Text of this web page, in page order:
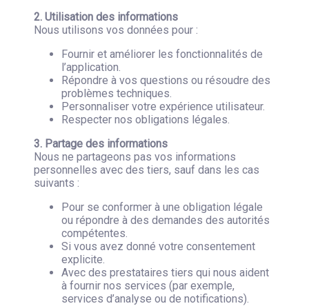
2. Utilisation des informations
Nous utilisons vos données pour :
Fournir et améliorer les fonctionnalités de
l’application.
Répondre à vos questions ou résoudre des
problèmes techniques.
Personnaliser votre expérience utilisateur.
Respecter nos obligations légales.
3. Partage des informations
Nous ne partageons pas vos informations
personnelles avec des tiers, sauf dans les cas
suivants :
Pour se conformer à une obligation légale
ou répondre à des demandes des autorités
compétentes.
Si vous avez donné votre consentement
explicite.
Avec des prestataires tiers qui nous aident
à fournir nos services (par exemple,
services d’analyse ou de notifications).